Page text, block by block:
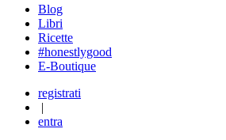
Blog
Libri
Ricette
#honestlygood
E-Boutique
registrati
|
entra